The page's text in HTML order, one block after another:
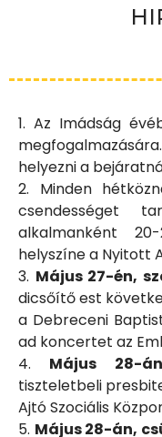
1. Az Imádság
helyezni a
2. Minden
csendességet
alkalmanként
helyszíne a Nyitott
3. Május 27-én,
dicsőítő est
a Debreceni
ad koncertet az
4. Május 28-
tiszteletbeli
Ajtó Szociális
5. Május 28-án,